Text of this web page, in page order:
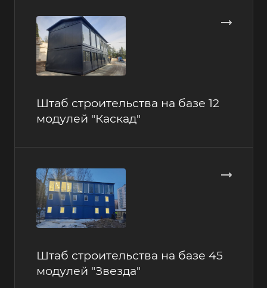
Штаб строительства на базе 12
модулей "Каскад"
Штаб строительства на базе 45
модулей "Звезда"